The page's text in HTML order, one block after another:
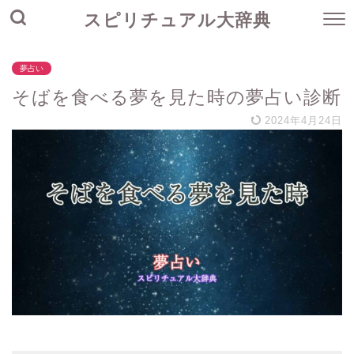
スピリチュアル大辞典
夢占い
そばを食べる夢を見た時の夢占い診断
2024年4月24日